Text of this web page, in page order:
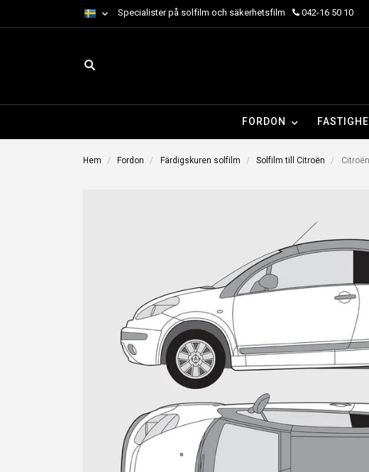
Specialister på solfilm och säkerhetsfilm 042-16 50 10
FORDON
Hem Fordon Färdigskuren solfilm Solfilm till Citroën